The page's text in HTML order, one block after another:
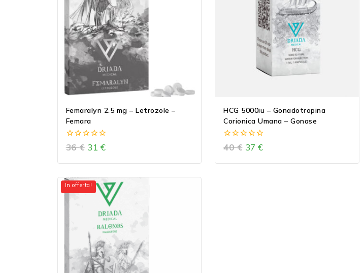
Femaralyn 2.5 mg – Letrozole –
Femara
0
out
36€ 31 €
HCG 5000iu – Gonadotropina
Corionica Umana – Gonase
0
out
40€ 37€
In offerta!